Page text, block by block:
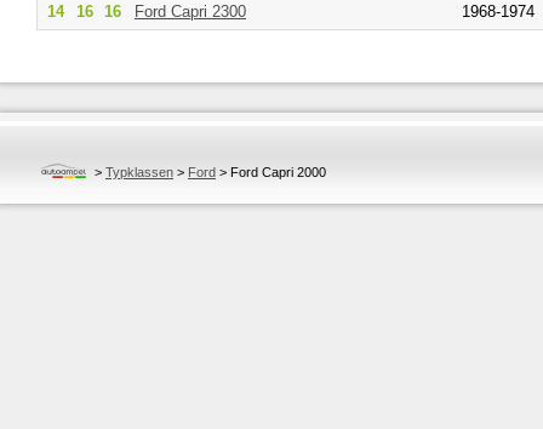
14
16 16 Ford Capri 2300 1968-1974
> Typklassen > Ford > Ford Capri 2000